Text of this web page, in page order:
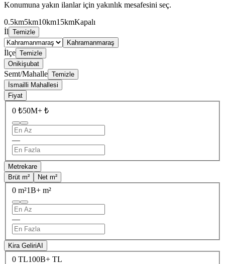
Konumuna yakın ilanlar için yakınlık mesafesini seç.
0.5km5km10km15kmKapalı
İl Temizle
Kahramanmaraş
İlçe Temizle
Onikişubat
Semt/Mahalle Temizle
İsmailli Mahallesi
Fiyat
0 ₺50M+ ₺
—
Metrekare
Brüt m²
Net m²
0 m²1B+ m²
—
Kira GeliriAI
0 TL100B+ TL